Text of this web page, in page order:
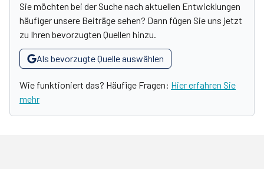
Sie möchten bei der Suche nach aktuellen Entwicklungen
häufiger unsere Beiträge sehen? Dann fügen Sie uns jetzt
zu Ihren bevorzugten Quellen hinzu.
Als bevorzugte Quelle auswählen
Wie funktioniert das? Häufige Fragen: Hier erfahren Sie
mehr